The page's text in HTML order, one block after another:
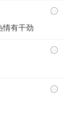
情有干劲